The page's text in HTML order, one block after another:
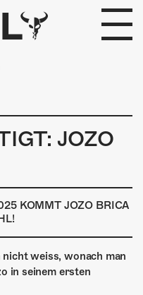
JOZO
KOMMT JOZO BRICA
weiss, wonach man
in seinem ersten